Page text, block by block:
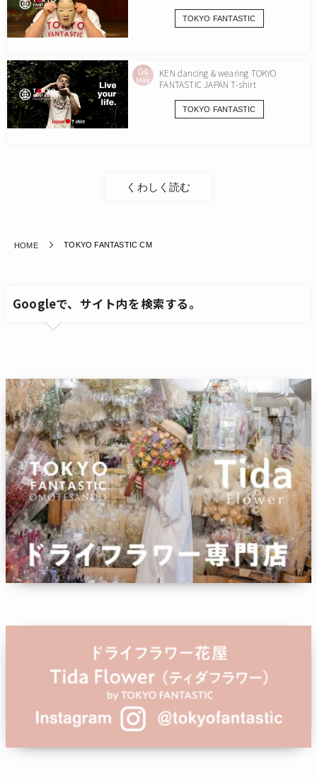
TOKYO FANTASTIC
04
May
KEN dancing & wearing TOKYO
FANTASTIC JAPAN T-shirt
TOKYO FANTASTIC
くわしく読む
HOME TOKYO FANTASTIC CM
Googleで、サイト内を検索する。